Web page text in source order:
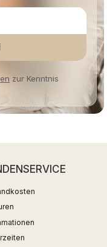
zur Kenntnis